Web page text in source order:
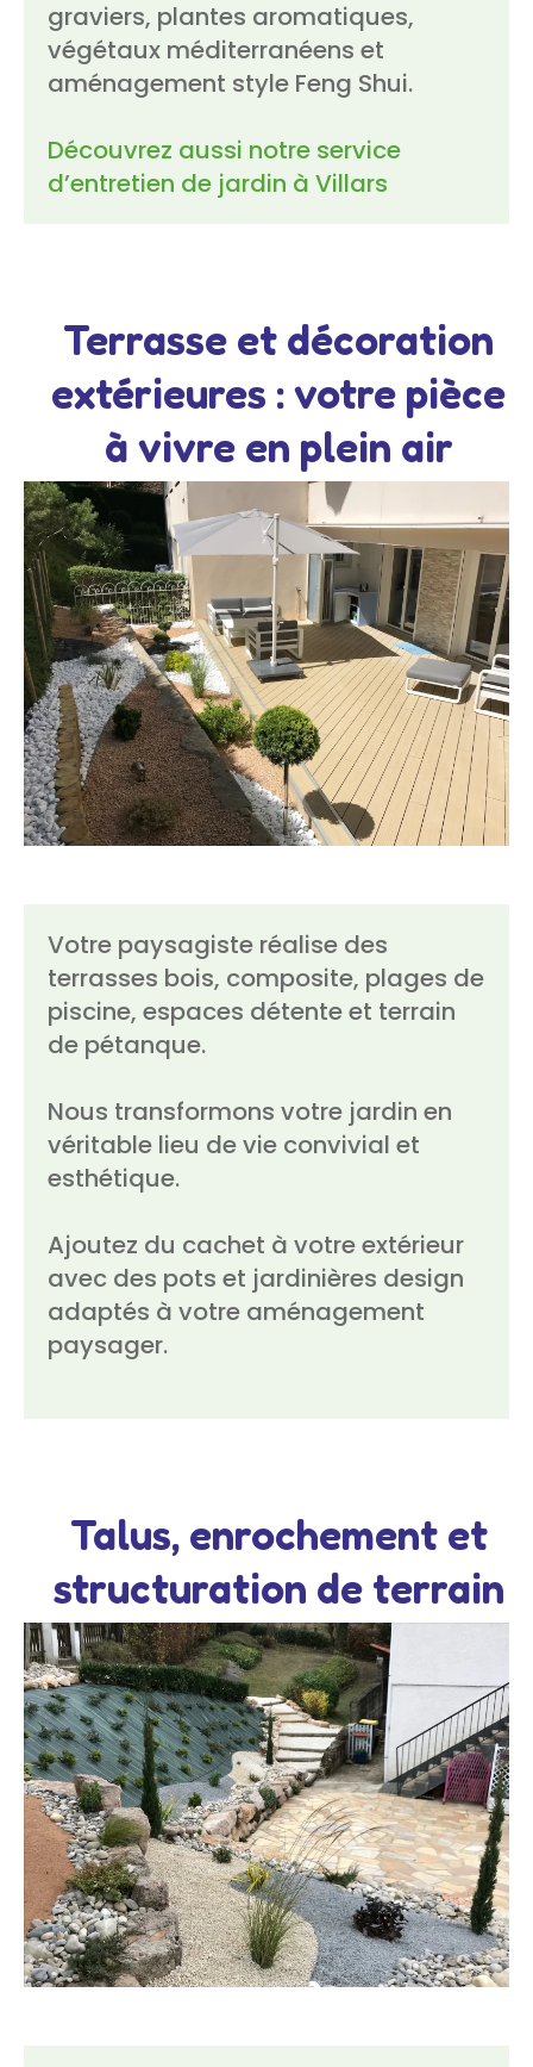
graviers, plantes aromatiques,
végétaux méditerranéens et
aménagement style Feng Shui.
Découvrez aussi notre service
d’entretien de jardin à Villars
Terrasse et décoration
extérieures : votre pièce
à vivre en plein air
Votre paysagiste réalise des
terrasses bois, composite, plages de
piscine, espaces détente et terrain
de pétanque.
Nous transformons votre jardin en
véritable lieu de vie convivial et
esthétique.
Ajoutez du cachet à votre extérieur
avec des pots et jardinières design
adaptés à votre aménagement
paysager.
Talus, enrochement et
structuration de terrain